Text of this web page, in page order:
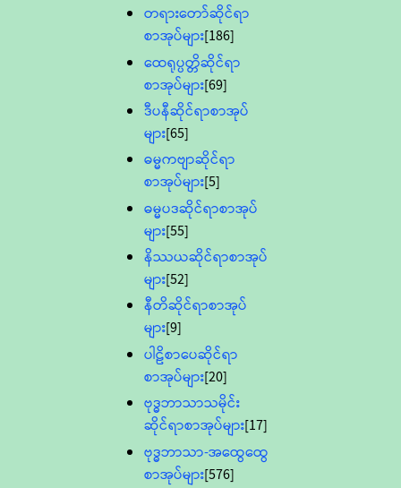
တရားတော်ဆိုင်ရာ
စာအုပ်များ[186]
ထေရုပ္ပတ္တိဆိုင်ရာ
စာအုပ်များ[69]
ဒီပနီဆိုင်ရာစာအုပ်
များ[65]
ဓမ္မကဗျာဆိုင်ရာ
စာအုပ်များ[5]
ဓမ္မပဒဆိုင်ရာစာအုပ်
များ[55]
နိဿယဆိုင်ရာစာအုပ်
များ[52]
နီတိဆိုင်ရာစာအုပ်
များ[9]
ပါဠိစာပေဆိုင်ရာ
စာအုပ်များ[20]
ဗုဒ္ဓဘာသာသမိုင်း
ဆိုင်ရာစာအုပ်များ[17]
ဗုဒ္ဓဘာသာ-အထွေထွေ
စာအုပ်များ[576]